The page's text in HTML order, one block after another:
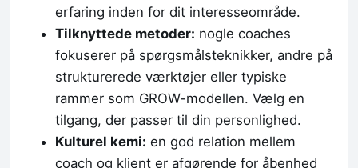
erfaring inden for dit interesseområde.
Tilknyttede metoder: nogle coaches
fokuserer på spørgsmålsteknikker, andre på
strukturerede værktøjer eller typiske
rammer som GROW-modellen. Vælg en
tilgang, der passer til din personlighed.
Kulturel kemi: en god relation mellem
coach og klient er afgørende for åbenhed